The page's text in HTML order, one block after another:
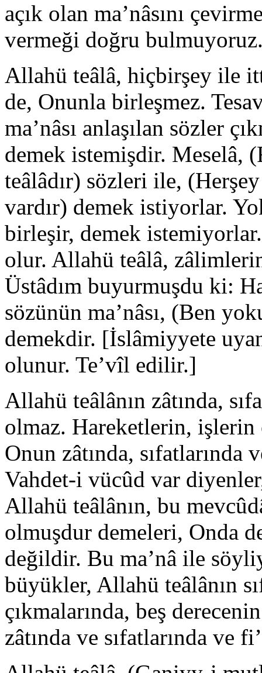
açık olan ma’nâsını
vermeği doğru
Allahü teâlâ, hiçbirşey ile
de, Onunla birleşmez.
ma’nâsı anlaşılan sözler
demek istemişdir. Meselâ,
teâlâdır) sözleri ile,
vardır) demek istiyorlar.
birleşir, demek
olur. Allahü teâlâ,
Üstâdım buyurmuşdu ki:
sözünün ma’nâsı, (Ben
demekdir. [İslâmiyyete
olunur. Te’vîl edilir.]
Allahü teâlânın zâtında,
olmaz. Hareketlerin, işlerin
Onun zâtında,
Vahdet-i vücûd var
Allahü teâlânın, bu
olmuşdur demeleri, Onda
değildir. Bu ma’nâ ile
büyükler, Allahü teâlânın
çıkmalarında, beş
zâtında ve sıfatlarında